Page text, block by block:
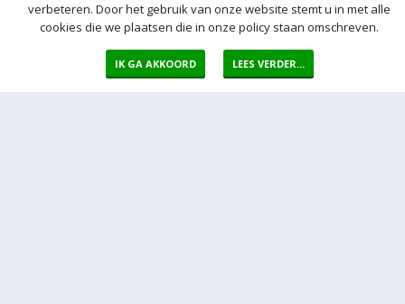
verbeteren. Door het gebruik van onze website stemt u in met alle
cookies die we plaatsen die in onze policy staan omschreven.
IK GA AKKOORD LEES VERDER...